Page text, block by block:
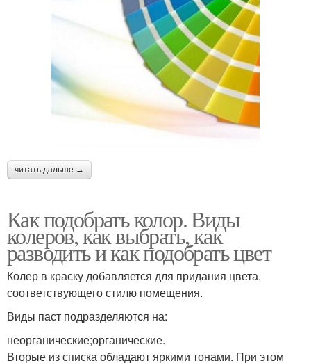
читать дальше →
Как подобрать колор. Виды
колеров, как выбрать, как
разводить и как подобрать цвет
Колер в краску добавляется для придания цвета,
соответствующего стилю помещения.
Виды паст подразделяются на:
неорганические;органические.
Вторые из списка обладают яркими тонами. При этом